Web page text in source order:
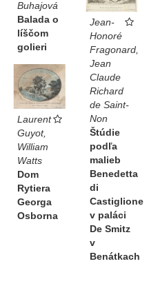
Buhajová
Balada o
líščom
golieri
Jean-
Honoré
Fragonard,
Jean
Claude
Richard
de Saint-
Non
Štúdie
podľa
malieb
Benedetta
di
Castiglione
v paláci
De Smitz
v
Benátkach
Laurent
Guyot,
William
Watts
Dom
Rytiera
Georga
Osborna